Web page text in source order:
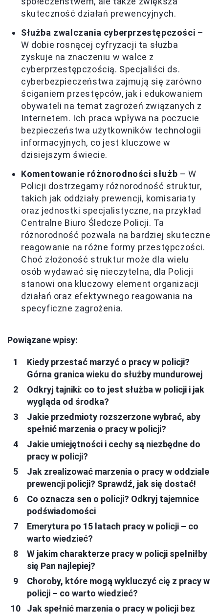
skuteczność działań prewencyjnych.
Służba zwalczania cyberprzestępczości –
W dobie rosnącej cyfryzacji ta służba
zyskuje na znaczeniu w walce z
cyberprzestępczością. Specjaliści ds.
cyberbezpieczeństwa zajmują się zarówno
ściganiem przestępców, jak i edukowaniem
obywateli na temat zagrożeń związanych z
Internetem. Ich praca wpływa na poczucie
bezpieczeństwa użytkowników technologii
informacyjnych, co jest kluczowe w
dzisiejszym świecie.
Komentowanie różnorodności służb – W
Policji dostrzegamy różnorodność struktur,
takich jak oddziały prewencji, komisariaty
oraz jednostki specjalistyczne, na przykład
Centralne Biuro Śledcze Policji. Ta
różnorodność pozwala na bardziej skuteczne
reagowanie na różne formy przestępczości.
Choć złożoność struktur może dla wielu
osób wydawać się nieczytelna, dla Policji
stanowi ona kluczowy element organizacji
działań oraz efektywnego reagowania na
specyficzne zagrożenia.
Powiązane wpisy:
Kiedy przestać marzyć o pracy w policji?
Górna granica wieku do służby mundurowej
Odkryj tajniki: co to jest służba w policji i jak
wygląda od środka?
Jakie przedmioty rozszerzone wybrać, aby
spełnić marzenia o pracy w policji?
Jakie umiejętności i cechy są niezbędne do
pracy w policji?
Jak zrealizować marzenia o pracy w oddziale
prewencji policji? Sprawdź, jak się dostać!
Co oznacza sen o policji? Odkryj tajemnice
podświadomości
Emerytura po 15 latach pracy w policji – co
warto wiedzieć?
W jakim charakterze pracy w policji spełniłby
się Pan najlepiej?
Choroby, które mogą wykluczyć cię z pracy w
policji – co warto wiedzieć?
Jak spełnić marzenia o pracy w policji bez